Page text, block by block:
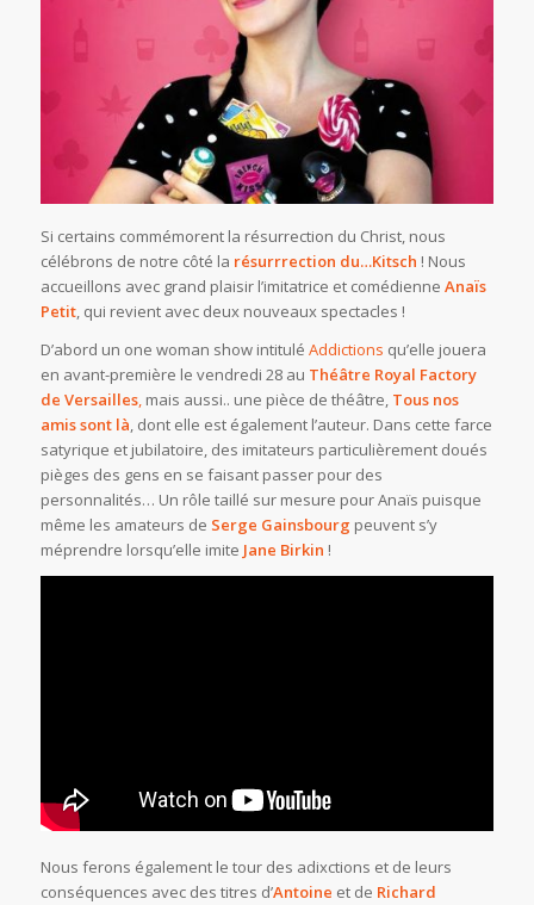
Si certains commémorent la résurrection du Christ, nous
célébrons de notre côté la résurrrection du…Kitsch ! Nous
accueillons avec grand plaisir l’imitatrice et comédienne Anaïs
Petit, qui revient avec deux nouveaux spectacles !
D’abord un one woman show intitulé Addictions qu’elle jouera
en avant-première le vendredi 28 au Théâtre Royal Factory
de Versailles,mais aussi.. une pièce de théâtre, Tous nos
amis sont là, dont elle est également l’auteur. Dans cette farce
satyrique et jubilatoire, des imitateurs particulièrement doués
pièges des gens en se faisant passer pour des
personnalités… Un rôle taillé sur mesure pour Anaïs puisque
même les amateurs de Serge Gainsbourg peuvent s’y
méprendre lorsqu’elle imite Jane Birkin !
Nous ferons également le tour des adixctions et de leurs
conséquences avec des titres d’Antoine et de Richard